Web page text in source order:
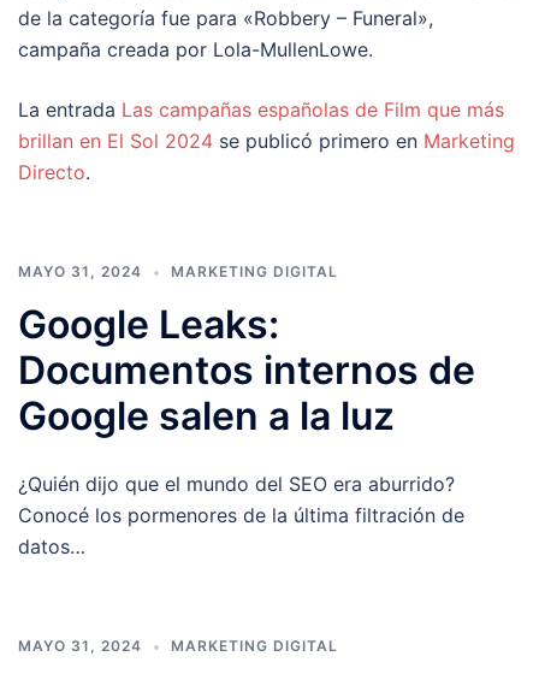
de la categoría fue para «Robbery – Funeral»,
campaña creada por Lola-MullenLowe.
La entrada Las campañas españolas de Film que más
brillan en El Sol 2024 se publicó primero en Marketing
Directo.
MAYO 31, 2024 MARKETING DIGITAL
Google Leaks:
Documentos internos de
Google salen a la luz
¿Quién dijo que el mundo del SEO era aburrido?
Conocé los pormenores de la última filtración de
datos…
MAYO 31, 2024 MARKETING DIGITAL